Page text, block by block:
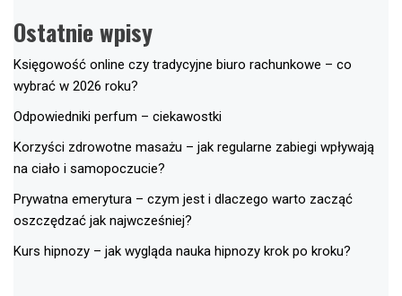
Ostatnie wpisy
Księgowość online czy tradycyjne biuro rachunkowe – co
wybrać w 2026 roku?
Odpowiedniki perfum – ciekawostki
Korzyści zdrowotne masażu – jak regularne zabiegi wpływają
na ciało i samopoczucie?
Prywatna emerytura – czym jest i dlaczego warto zacząć
oszczędzać jak najwcześniej?
Kurs hipnozy – jak wygląda nauka hipnozy krok po kroku?